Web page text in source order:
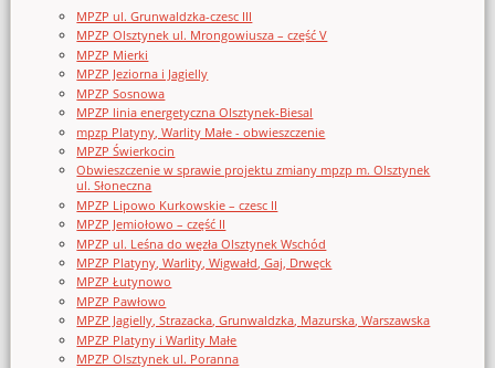
MPZP ul. Grunwaldzka-czesc III
MPZP Olsztynek ul. Mrongowiusza – część V
MPZP Mierki
MPZP Jeziorna i Jagielly
MPZP Sosnowa
MPZP linia energetyczna Olsztynek-Biesal
mpzp Platyny, Warlity Małe - obwieszczenie
MPZP Świerkocin
Obwieszczenie w sprawie projektu zmiany mpzp m. Olsztynek
ul. Słoneczna
MPZP Lipowo Kurkowskie – czesc II
MPZP Jemiołowo – część II
MPZP ul. Leśna do węzła Olsztynek Wschód
MPZP Platyny, Warlity, Wigwałd, Gaj, Drwęck
MPZP Łutynowo
MPZP Pawłowo
MPZP Jagielly, Strazacka, Grunwaldzka, Mazurska, Warszawska
MPZP Platyny i Warlity Małe
MPZP Olsztynek ul. Poranna